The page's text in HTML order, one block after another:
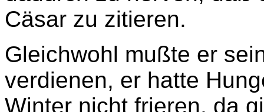
Cäsar zu zitieren.
Gleichwohl mußte er
verdienen, er hatte
Winter nicht frieren, da